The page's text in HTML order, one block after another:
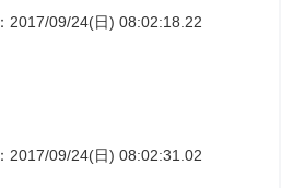
：2017/09/24(日) 08:02:18.22
：2017/09/24(日) 08:02:31.02